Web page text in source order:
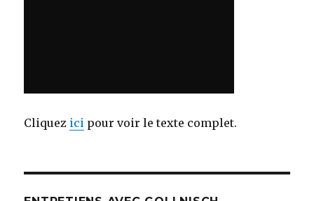
Cliquez ici pour voir le texte complet.